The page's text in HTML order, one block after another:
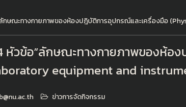
กษณะทางกายภาพของห้องปฎิบัติการอุปกรณ์และเครื่องมือ
หัวข้อ”ลักษณะทางกายภาพของห้อ
equipment and
ข่าวการจัดกิจกรรม